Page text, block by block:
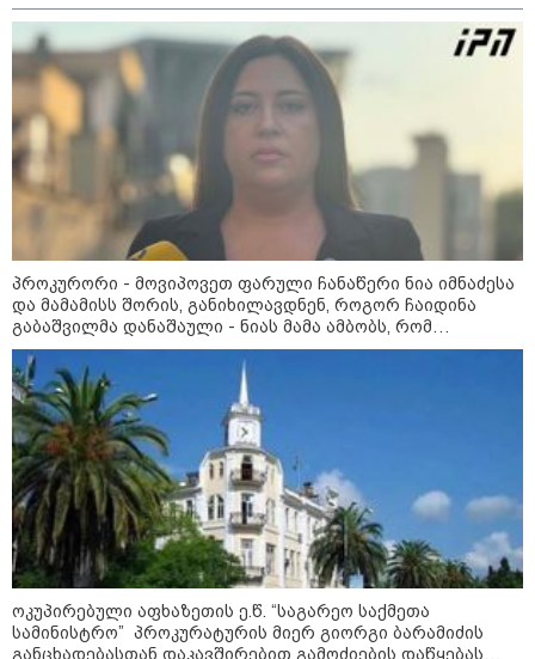
11:40 / 07-08-2026
"დაკავებულია 3 პირი, რომლებიც
სისტემატურად ამზადებდნენ ცნობილი
ბრენდების ფალსიფიცირებულ ვისკისა და
სხვა ალკოჰოლურ სასმელებს" -
საგამოძიებო სამსახური
19:33 / 07-08-2026
"მოვიპოვეთ ფარული ჩანაწერი
ნია იმნაძესა და მამამისს
შორის, განიხილავდნენ,
როგორ ჩაიდინა გაბაშვილმა
დანაშაული" - გიგა ავალიანის
საქმის პროკურორი ნია იმნაძის
და მამის დიალოგის შინაარს
ასაჯაროებს
პროკურორი - მოვიპოვეთ ფარული ჩანაწერი ნია იმნაძესა
და მამამისს შორის, განიხილავდნენ, როგორ ჩაიდინა
გაბაშვილმა დანაშაული - ნიას მამა ამბობს, რომ
არასწორად მოიქცა, თუმცა მამას ეუბნება, რომ
სხვანაირად ვერ მოიქცეოდა, თანამედროვე ეპოქაში
სხვანაირად ხდება
ოკუპირებული აფხაზეთის ე.წ. “საგარეო საქმეთა
სამინისტრო” პროკურატურის მიერ გიორგი ბარამიძის
განცხადებასთან დაკავშირებით გამოძიების დაწყებას